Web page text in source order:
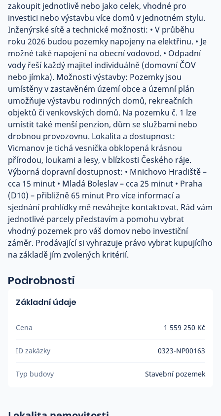
zakoupit jednotlivě nebo jako celek, vhodné pro
investici nebo výstavbu více domů v jednotném stylu.
Inženýrské sítě a technické možnosti: • V průběhu
roku 2026 budou pozemky napojeny na elektřinu. • Je
možné také napojení na obecní vodovod. • Odpadní
vody řeší každý majitel individuálně (domovní ČOV
nebo jímka). Možnosti výstavby: Pozemky jsou
umístěny v zastavěném území obce a územní plán
umožňuje výstavbu rodinných domů, rekreačních
objektů či venkovských domů. Na pozemku č. 1 lze
umístit také menší penzion, dům se službami nebo
drobnou provozovnu. Lokalita a dostupnost:
Vicmanov je tichá vesnička obklopená krásnou
přírodou, loukami a lesy, v blízkosti Českého ráje.
Výborná dopravní dostupnost: • Mnichovo Hradiště –
cca 15 minut • Mladá Boleslav – cca 25 minut • Praha
(D10) – přibližně 65 minut Pro více informací a
sjednání prohlídky mě neváhejte kontaktovat. Rád vám
jednotlivé parcely představím a pomohu vybrat
vhodný pozemek pro váš domov nebo investiční
záměr. Prodávající si vyhrazuje právo vybrat kupujícího
na základě jím zvolených kritérií.
Podrobnosti
Základní údaje
Cena 1 559 250 Kč
ID zakázky 0323-NP00163
Typ budovy Stavební pozemek